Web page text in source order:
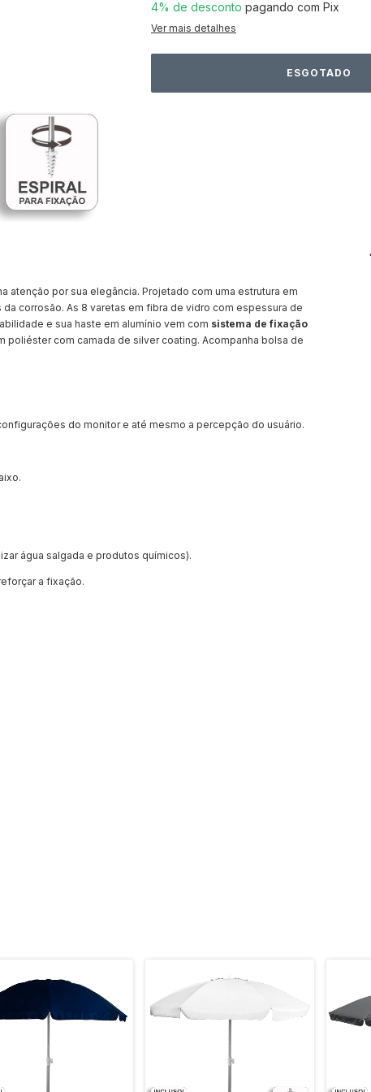
4% de desconto pagando com Pix
Ver mais detalhes
atenção por sua elegância. Projetado com uma estrutura em
corrosão. As 8 varetas em fibra de vidro com espessura de
e sua haste em alumínio vem com sistema de fixação
com camada de silver coating. Acompanha bolsa de
do monitor e até mesmo a percepção do usuário.
água salgada e produtos químicos).
a fixação.